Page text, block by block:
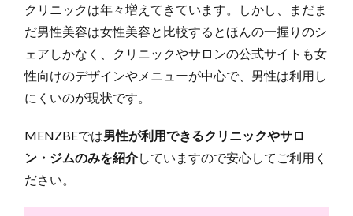
クリニックは年々増えてきています。しかし、まだま
だ男性美容は女性美容と比較するとほんの一握りのシ
ェアしかなく、クリニックやサロンの公式サイトも女
性向けのデザインやメニューが中心で、男性は利用し
にくいのが現状です。
MENZBEでは男性が利用できるクリニックやサロ
ン・ジムのみを紹介していますので安心してご利用く
ださい。